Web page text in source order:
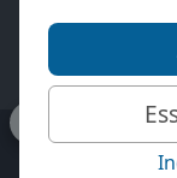
Mediadaten